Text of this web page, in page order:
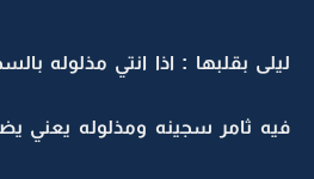
ليلى بقلبها : اذا انتي مذلوله
فيه ثامر سجينه ومذلوله يعني